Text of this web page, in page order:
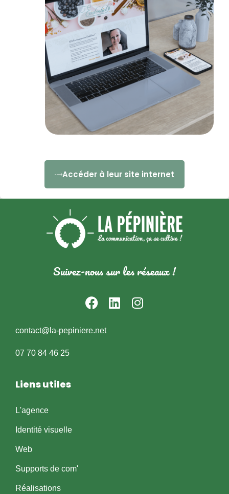
Accéder à leur site internet
Suivez-nous sur les réseaux !
contact@la-pepiniere.net
07 70 84 46 25
Liens utiles
L'agence
Identité visuelle
Web
Supports de com'
Réalisations